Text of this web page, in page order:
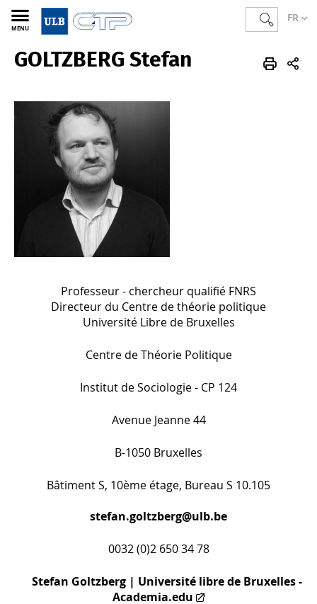
FR
MENU
CTP FR Membres Corps académique
GOLTZBERG Stefan
Professeur - chercheur qualifié FNRS
Directeur du Centre de théorie politique
Université Libre de Bruxelles
Centre de Théorie Politique
Institut de Sociologie - CP 124
Avenue Jeanne 44
B-1050 Bruxelles
Bâtiment S, 10ème étage, Bureau S 10.105
stefan.goltzberg@ulb.be
0032 (0)2 650 34 78
Stefan Goltzberg | Université libre de Bruxelles -
Academia.edu